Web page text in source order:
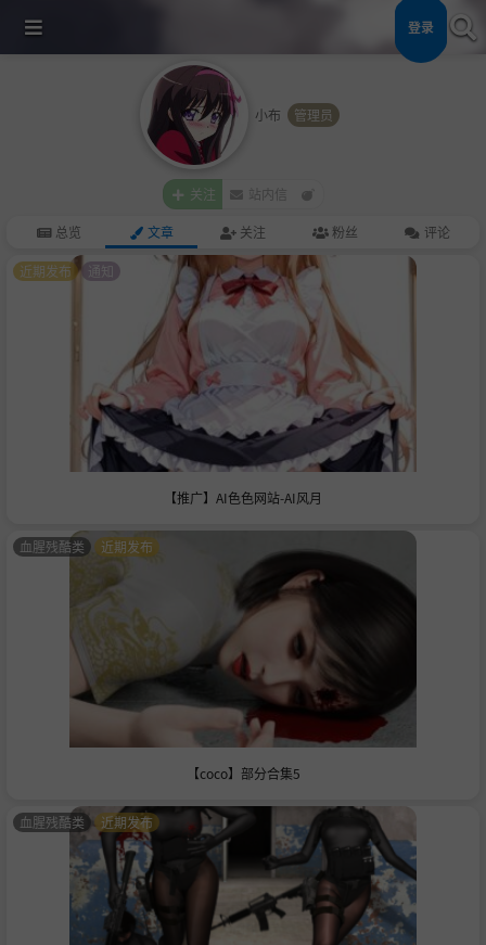
登录
小布 管理员
关注 站内信
总览 文章 关注 粉丝 评论
【推广】AI色色网站-AI风月
近期发布 通知
【coco】部分合集5
血腥残酷类 近期发布
血腥残酷类 近期发布